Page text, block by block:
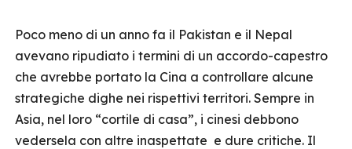
Poco meno di un anno fa il Pakistan e il Nepal
avevano ripudiato i termini di un accordo-capestro
che avrebbe portato la Cina a controllare alcune
strategiche dighe nei rispettivi territori. Sempre in
Asia, nel loro “cortile di casa”, i cinesi debbono
vedersela con altre inaspettate e dure critiche. Il